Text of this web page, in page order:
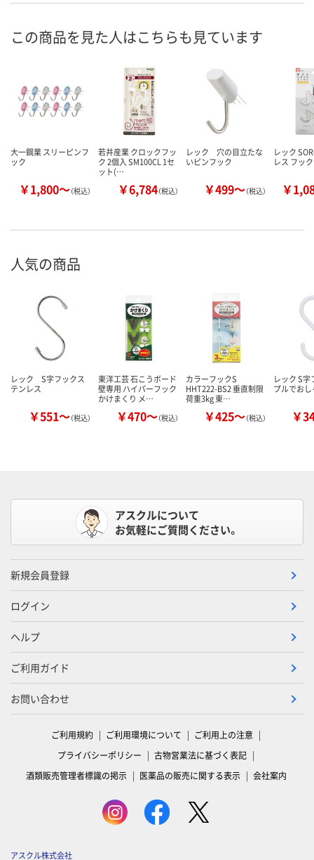
この商品を見た人はこちらも見ています
大一鋼業 スリーピンフ
ック
￥1,800～（税込）
若井産業 クロックフッ
ク 2個入 SM100CL 1セ
ット(…
￥6,784（税込）
レック 穴の目立たな
いピンフック
￥499～（税込）
レック
レス フック
￥
人気の商品
レック S字フックス
テンレス
￥551～（税込）
東洋工芸 石こうボード
壁専用 ハイパーフック
かけまくり メ…
￥470～（税込）
カラーフックS
HHT222-BS2 垂直制限
荷重3kg 東…
￥425～（税込）
レック S字
プルでお
￥
アスクルについて
お気軽にご質問ください。
新規会員登録
ログイン
ヘルプ
ご利用ガイド
お問い合わせ
ご利用規約 ご利用環境について
ご利用上の注意
プライバシーポリシー
古物営業法に基づく表記
酒類販売管理者標識の掲示
医薬品の販売に関する表示 会社案内
アスクル株式会社